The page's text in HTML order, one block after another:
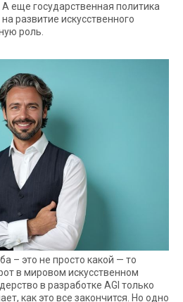
еще государственная политика
развитие искусственного
роль.
– это не просто какой — то
в мировом искусственном
в разработке AGI только
как это все закончится. Но одно